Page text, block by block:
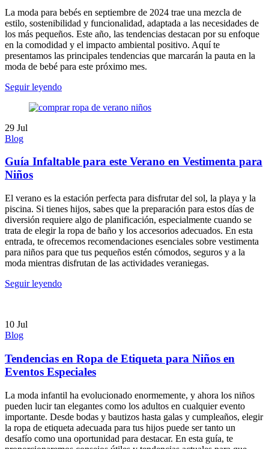
La moda para bebés en septiembre de 2024 trae una mezcla de
estilo, sostenibilidad y funcionalidad, adaptada a las necesidades de
los más pequeños. Este año, las tendencias destacan por su enfoque
en la comodidad y el impacto ambiental positivo. Aquí te
presentamos las principales tendencias que marcarán la pauta en la
moda de bebé para este próximo mes.
Seguir leyendo
29 Jul
Blog
Guía Infaltable para este Verano en Vestimenta para
Niños
El verano es la estación perfecta para disfrutar del sol, la playa y la
piscina. Si tienes hijos, sabes que la preparación para estos días de
diversión requiere algo de planificación, especialmente cuando se
trata de elegir la ropa de baño y los accesorios adecuados. En esta
entrada, te ofrecemos recomendaciones esenciales sobre vestimenta
para niños para que tus pequeños estén cómodos, seguros y a la
moda mientras disfrutan de las actividades veraniegas.
Seguir leyendo
10 Jul
Blog
Tendencias en Ropa de Etiqueta para Niños en
Eventos Especiales
La moda infantil ha evolucionado enormemente, y ahora los niños
pueden lucir tan elegantes como los adultos en cualquier evento
importante. Desde bodas y bautizos hasta galas y cumpleaños, elegir
la ropa de etiqueta adecuada para tus hijos puede ser tanto un
desafío como una oportunidad para destacar. En esta guía, te